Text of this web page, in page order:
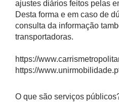
ajustes diários feitos pelas
Desta forma e em caso de
consulta da informação
transportadoras.
https://
https://
O que são serviços